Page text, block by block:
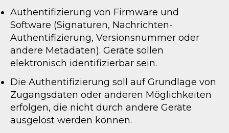
Authentifizierung von Firmware und
Software (Signaturen, Nachrichten-
Authentifizierung, Versionsnummer oder
andere Metadaten). Geräte sollen
elektronisch identifizierbar sein.
Die Authentifizierung soll auf Grundlage von
Zugangsdaten oder anderen Möglichkeiten
erfolgen, die nicht durch andere Geräte
ausgelöst werden können.